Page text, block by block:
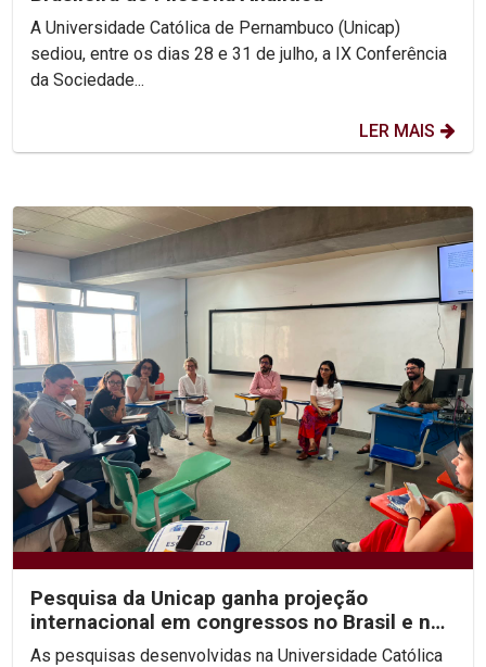
A Universidade Católica de Pernambuco (Unicap)
sediou, entre os dias 28 e 31 de julho, a IX Conferência
da Sociedade...
LER MAIS
Pesquisa da Unicap ganha projeção
internacional em congressos no Brasil e no
México
As pesquisas desenvolvidas na Universidade Católica